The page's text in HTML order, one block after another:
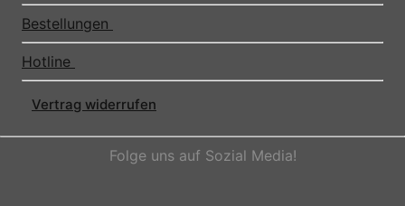
Bestellungen
Hotline
Vertrag widerrufen
Folge uns auf Sozial Media!